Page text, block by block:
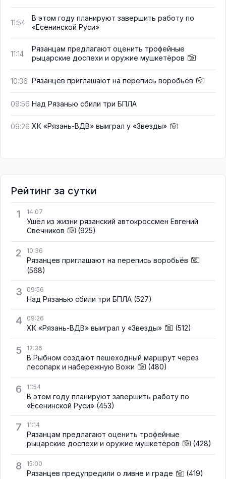
11:54
В этом году планируют завершить работу по
«Есенинской Руси»
11:14
Рязанцам предлагают оценить трофейные
рыцарские доспехи и оружие мушкетёров
10:36 Рязанцев приглашают на перепись воробьёв
09:56 Над Рязанью сбили три БПЛА
09:26 ХК «Рязань-ВДВ» выиграл у «Звезды»
Рейтинг за сутки
1
14:07
Ушёл из жизни рязанский автокроссмен Евгений
Свечников
(925)
2 10:36
Рязанцев приглашают на перепись воробьёв
(568)
3 09:56
Над Рязанью сбили три БПЛА (527)
4 09:26
ХК «Рязань-ВДВ» выиграл у «Звезды» (512)
5 12:36
В Рыбном создают пешеходный маршрут через
лесопарк и набережную Вожи
(480)
6 11:54
В этом году планируют завершить работу по
«Есенинской Руси» (453)
7 11:14
Рязанцам предлагают оценить трофейные
рыцарские доспехи и оружие мушкетёров
(428)
8 15:00
Рязанцев предупредили о ливне и граде (419)